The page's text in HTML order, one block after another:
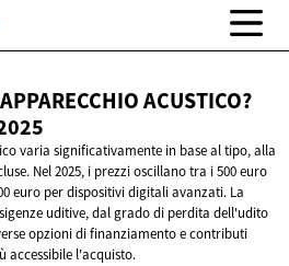
ACUSTICO?
varia significativamente in base al tipo, alla
Nel 2025, i prezzi oscillano tra i 500 euro
euro per dispositivi digitali avanzati. La
uditive, dal grado di perdita dell'udito
opzioni di finanziamento e contributi
accessibile l'acquisto.